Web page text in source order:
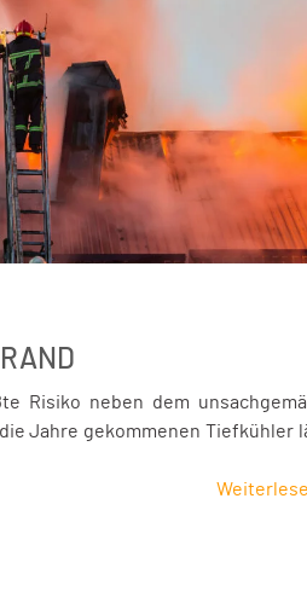
Risiko neben dem
Jahre gekommenen Tiefkühler